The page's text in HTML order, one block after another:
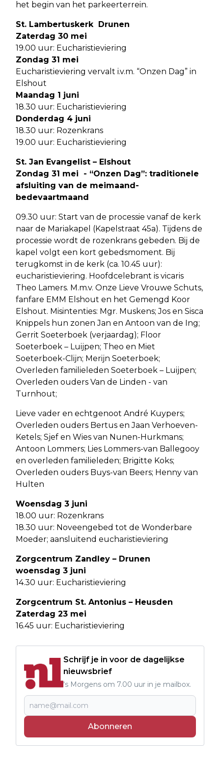
het begin van het parkeerterrein.
St. Lambertuskerk Drunen
Zaterdag 30 mei
19.00 uur: Eucharistieviering
Zondag 31 mei
Eucharistieviering vervalt i.v.m. “Onzen Dag” in
Elshout
Maandag 1 juni
18.30 uur: Eucharistieviering
Donderdag 4 juni
18.30 uur: Rozenkrans
19.00 uur: Eucharistieviering
St. Jan Evangelist – Elshout
Zondag 31 mei - “Onzen Dag”: traditionele
afsluiting van de meimaand-
bedevaartmaand
09.30 uur: Start van de processie vanaf de kerk
naar de Mariakapel (Kapelstraat 45a). Tijdens de
processie wordt de rozenkrans gebeden. Bij de
kapel volgt een kort gebedsmoment. Bij
terugkomst in de kerk (ca. 10.45 uur):
eucharistieviering. Hoofdcelebrant is vicaris
Theo Lamers. M.m.v. Onze Lieve Vrouwe Schuts,
fanfare EMM Elshout en het Gemengd Koor
Elshout. Misintenties: Mgr. Muskens; Jos en Sisca
Knippels hun zonen Jan en Antoon van de Ing;
Gerrit Soeterboek (verjaardag); Floor
Soeterboek – Luijpen; Theo en Miet
Soeterboek-Clijn; Merijn Soeterboek;
Overleden familieleden Soeterboek – Luijpen;
Overleden ouders Van de Linden - van
Turnhout;
Lieve vader en echtgenoot André Kuypers;
Overleden ouders Bertus en Jaan Verhoeven-
Ketels; Sjef en Wies van Nunen-Hurkmans;
Antoon Lommers; Lies Lommers-van Ballegooy
en overleden familieleden; Brigitte Koks;
Overleden ouders Buys-van Beers; Henny van
Hulten
Woensdag 3 juni
18.00 uur: Rozenkrans
18.30 uur: Noveengebed tot de Wonderbare
Moeder; aansluitend eucharistieviering
Zorgcentrum Zandley – Drunen
woensdag 3 juni
14.30 uur: Eucharistieviering
Zorgcentrum St. Antonius – Heusden
Zaterdag 23 mei
16.45 uur: Eucharistieviering
Schrijf je in voor de dagelijkse
nieuwsbrief
's Morgens om 7.00 uur in je mailbox.
Abonneren